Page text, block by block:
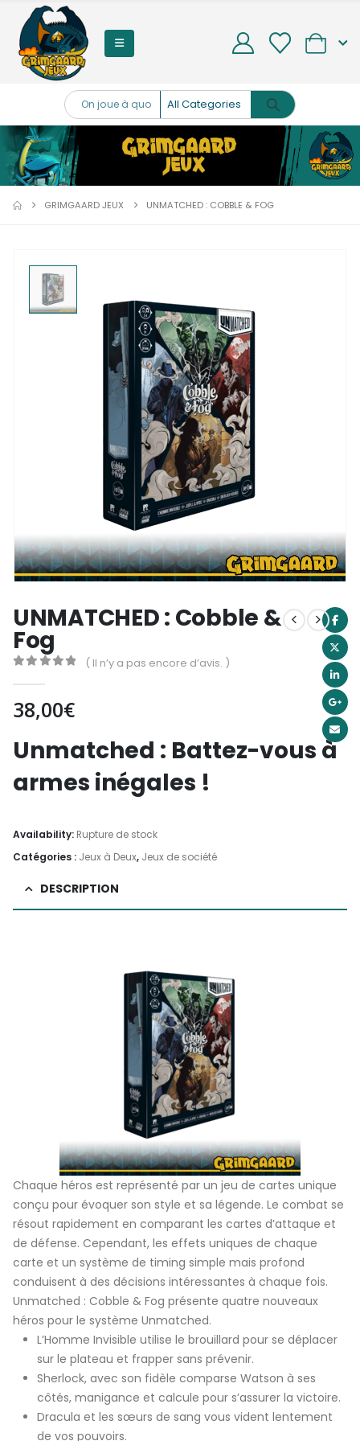
GRIMGAARD JEUX UNMATCHED : COBBLE & FOG
UNMATCHED : Cobble &
Fog
( Il n’y a pas encore d’avis. )
38,00€
Unmatched : Battez-vous à
armes inégales !
Availability: Rupture de stock
Catégories : Jeux à Deux, Jeux de société
DESCRIPTION
Chaque héros est représenté par un jeu de cartes unique
conçu pour évoquer son style et sa légende. Le combat se
résout rapidement en comparant les cartes d’attaque et
de défense. Cependant, les effets uniques de chaque
carte et un système de timing simple mais profond
conduisent à des décisions intéressantes à chaque fois.
Unmatched : Cobble & Fog présente quatre nouveaux
héros pour le système Unmatched.
L’Homme Invisible utilise le brouillard pour se déplacer
sur le plateau et frapper sans prévenir.
Sherlock, avec son fidèle comparse Watson à ses
côtés, manigance et calcule pour s’assurer la victoire.
Dracula et les sœurs de sang vous vident lentement
de vos pouvoirs.